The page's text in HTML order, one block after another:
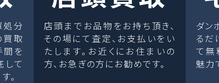
処分
取
間を
して
。
店頭までお品物をお持ち頂き、
その場にて査定、お支払いをい
たします。お近くにお住まいの
方、お急ぎの方にお勧めです。
ダン
るだ
て無
魅力